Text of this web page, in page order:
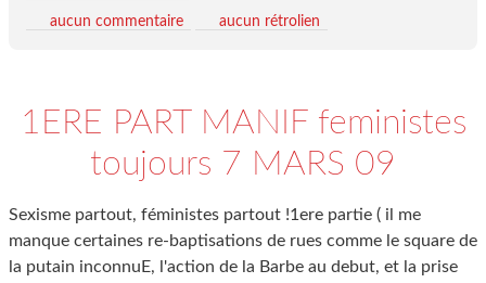
aucun commentaire
aucun rétrolien
1ERE PART MANIF feministes
toujours 7 MARS 09
Sexisme partout, féministes partout !1ere partie ( il me
manque certaines re-baptisations de rues comme le square de
la putain inconnuE, l'action de la Barbe au debut, et la prise